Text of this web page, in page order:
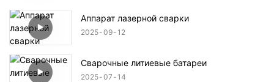
Аппарат лазерной сварки
2025 09 12
Сварочные литиевые батареи
2025 07 14